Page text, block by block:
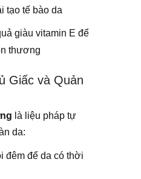
tạo tế bào da
giàu vitamin E để
thương
Giấc và Quản
là liệu pháp tự
da:
đêm để da có thời